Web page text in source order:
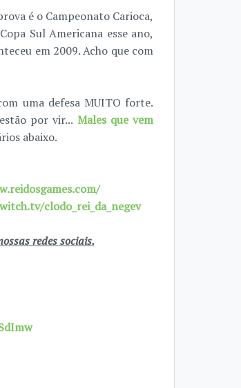
é o Campeonato Carioca,
Sul Americana esse ano,
em 2009. Acho que com
uma defesa MUITO forte.
por vir... Males que vem
abaixo.
clodo_rei_da_negev
redes sociais.